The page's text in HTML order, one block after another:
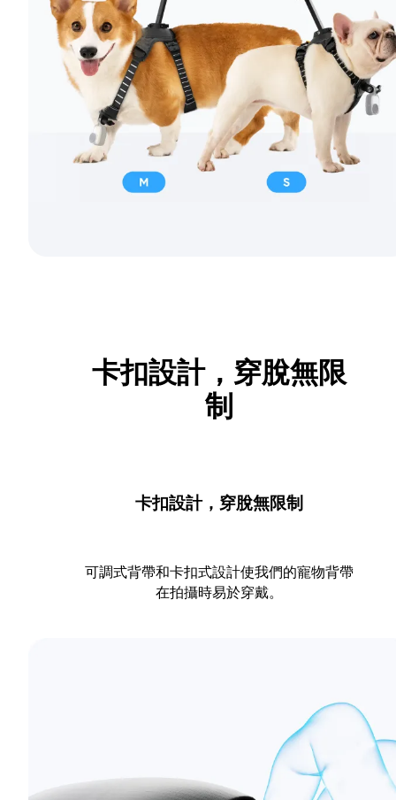
卡扣設計，穿脫無限
制
卡扣設計，穿脫無限制
可調式背帶和卡扣式設計使我們的寵物背帶
在拍攝時易於穿戴。